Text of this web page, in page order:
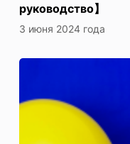
руководство】
3 июня 2024 года